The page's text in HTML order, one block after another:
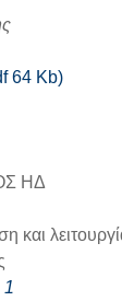
64 Kb)
ΗΔ
και
1